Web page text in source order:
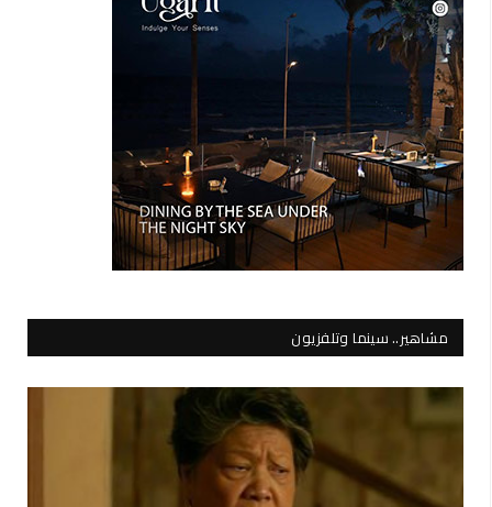
مشاهير.. سينما وتلفزيون